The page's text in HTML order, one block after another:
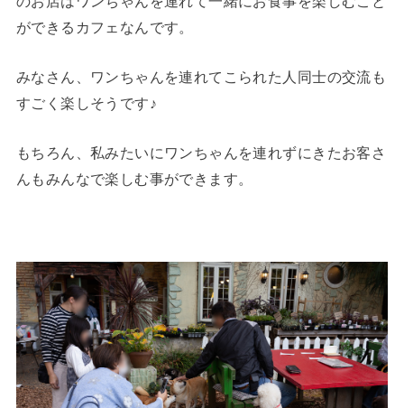
ができるカフェなんです。
みなさん、ワンちゃんを連れてこられた人同士の交流も
すごく楽しそうです♪
もちろん、私みたいにワンちゃんを連れずにきたお客さ
んもみんなで楽しむ事ができます。